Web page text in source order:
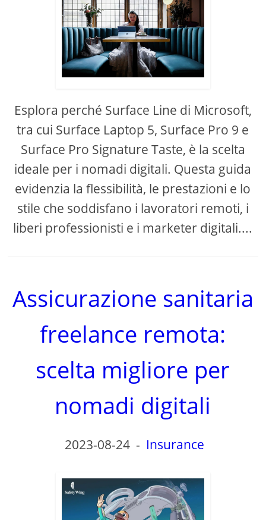
Esplora perché Surface Line di Microsoft,
tra cui Surface Laptop 5, Surface Pro 9 e
Surface Pro Signature Taste, è la scelta
ideale per i nomadi digitali. Questa guida
evidenzia la flessibilità, le prestazioni e lo
stile che soddisfano i lavoratori remoti, i
liberi professionisti e i marketer digitali....
Assicurazione sanitaria
freelance remota:
scelta migliore per
nomadi digitali
2023-08-24- Insurance